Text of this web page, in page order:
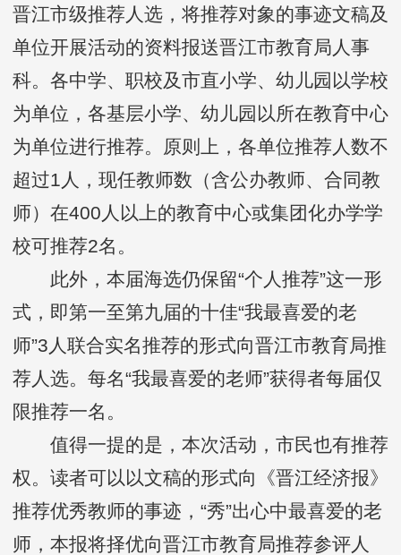
晋江市级推荐人选，将推荐对象的事迹文稿及
单位开展活动的资料报送晋江市教育局人事
科。各中学、职校及市直小学、幼儿园以学校
为单位，各基层小学、幼儿园以所在教育中心
为单位进行推荐。原则上，各单位推荐人数不
超过1人，现任教师数（含公办教师、合同教
师）在400人以上的教育中心或集团化办学学
校可推荐2名。
此外，本届海选仍保留“个人推荐”这一形
式，即第一至第九届的十佳“我最喜爱的老
师”3人联合实名推荐的形式向晋江市教育局推
荐人选。每名“我最喜爱的老师”获得者每届仅
限推荐一名。
值得一提的是，本次活动，市民也有推荐
权。读者可以以文稿的形式向《晋江经济报》
推荐优秀教师的事迹，“秀”出心中最喜爱的老
师，本报将择优向晋江市教育局推荐参评人